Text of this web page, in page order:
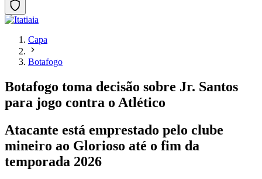
Capa
Botafogo
Botafogo toma decisão sobre Jr. Santos
para jogo contra o Atlético
Atacante está emprestado pelo clube
mineiro ao Glorioso até o fim da
temporada 2026